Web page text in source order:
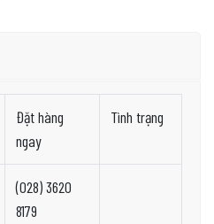
Đặt hàng
ngay
Tình trạng
(028) 3620
8179